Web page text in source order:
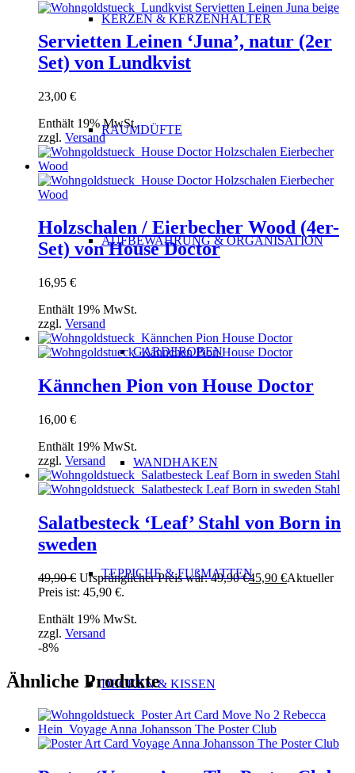
KERZEN & KERZENHALTER
RAUMDÜFTE
AUFBEWAHRUNG & ORGANISATION
GARDEROBEN
WANDHAKEN
TEPPICHE & FUßMATTEN
DECKEN & KISSEN
Servietten Leinen ‘Juna’, natur (2er
Set) von Lundkvist
23,00 €
Enthält 19% MwSt.
zzgl. Versand
Holzschalen / Eierbecher Wood (4er-
Set) von House Doctor
16,95 €
Enthält 19% MwSt.
zzgl. Versand
Kännchen Pion von House Doctor
16,00 €
Enthält 19% MwSt.
zzgl. Versand
Salatbesteck ‘Leaf’ Stahl von Born in
sweden
49,90€ Ursprünglicher Preis war: 49,90 €45,90 €Aktueller
Preis ist: 45,90 €.
Enthält 19% MwSt.
zzgl. Versand
-8%
Ähnliche Produkte